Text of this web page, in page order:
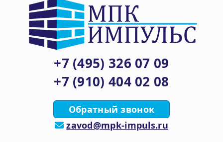
+7 (495) 326 07 09
+7 (910) 404 02 08
Обратный звонок
zavod@mpk-impuls.ru